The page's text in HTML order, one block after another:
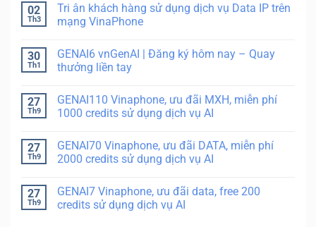
02
Th3
Tri ân khách hàng sử dụng dịch vụ Data IP trên
mạng VinaPhone
30
Th1
GENAI6 vnGenAI | Đăng ký hôm nay – Quay
thưởng liền tay
27
Th9
GENAI110 Vinaphone, ưu đãi MXH, miễn phí
1000 credits sử dụng dịch vụ AI
27
Th9
GENAI70 Vinaphone, ưu đãi DATA, miễn phí
2000 credits sử dụng dịch vụ AI
27
Th9
GENAI7 Vinaphone, ưu đãi data, free 200
credits sử dụng dịch vụ AI